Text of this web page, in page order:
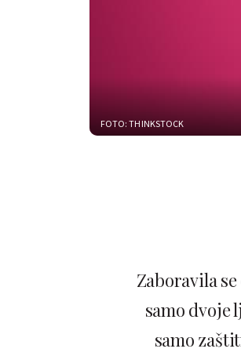
FOTO: THINKSTOCK
Zaboravila
samo dvoje
samo